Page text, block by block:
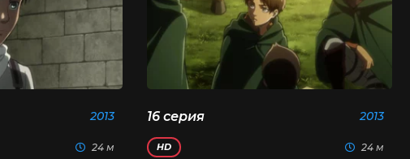
2013
24 м
16 серия 2013
HD 24 м